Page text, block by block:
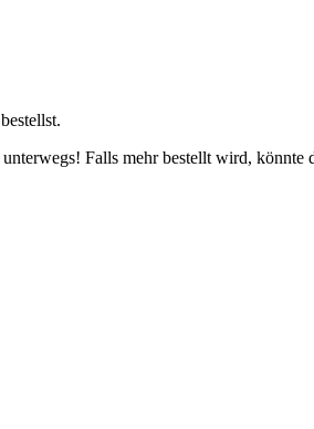
Falls mehr bestellt wird, könnte